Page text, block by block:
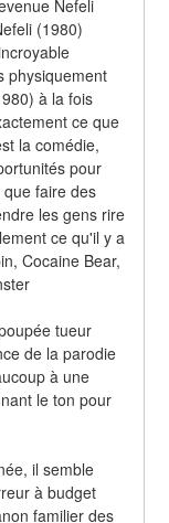
Nefeli
(1980)
physiquement
à la fois
ce que
la comédie,
pour
faire des
les gens rire
ce qu'il y a
Cocaine Bear,
tueur
de la parodie
à une
le ton pour
il semble
à budget
familier des